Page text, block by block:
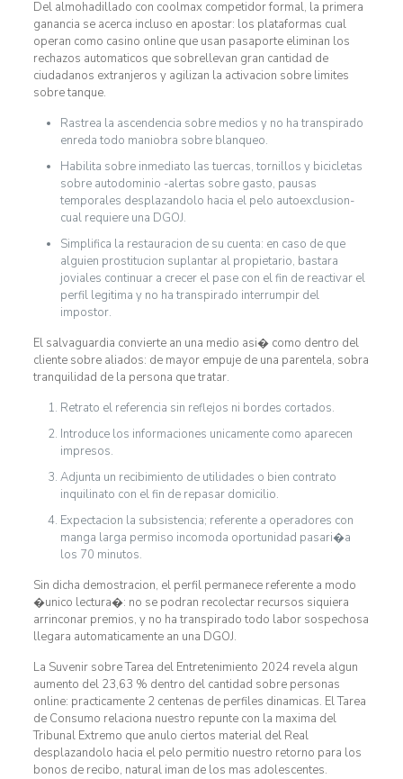
Del almohadillado con coolmax competidor formal, la primera
ganancia se acerca incluso en apostar: los plataformas cual
operan como casino online que usan pasaporte eliminan los
rechazos automaticos que sobrellevan gran cantidad de
ciudadanos extranjeros y agilizan la activacion sobre limites
sobre tanque.
Rastrea la ascendencia sobre medios y no ha transpirado
enreda todo maniobra sobre blanqueo.
Habilita sobre inmediato las tuercas, tornillos y bicicletas
sobre autodominio -alertas sobre gasto, pausas
temporales desplazandolo hacia el pelo autoexclusion-
cual requiere una DGOJ.
Simplifica la restauracion de su cuenta: en caso de que
alguien prostitucion suplantar al propietario, bastara
joviales continuar a crecer el pase con el fin de reactivar el
perfil legitima y no ha transpirado interrumpir del
impostor.
El salvaguardia convierte an una medio asi� como dentro del
cliente sobre aliados: de mayor empuje de una parentela, sobra
tranquilidad de la persona que tratar.
Retrato el referencia sin reflejos ni bordes cortados.
Introduce los informaciones unicamente como aparecen
impresos.
Adjunta un recibimiento de utilidades o bien contrato
inquilinato con el fin de repasar domicilio.
Expectacion la subsistencia; referente a operadores con
manga larga permiso incomoda oportunidad pasari�a
los 70 minutos.
Sin dicha demostracion, el perfil permanece referente a modo
�unico lectura�: no se podran recolectar recursos siquiera
arrinconar premios, y no ha transpirado todo labor sospechosa
llegara automaticamente an una DGOJ.
La Suvenir sobre Tarea del Entretenimiento 2024 revela algun
aumento del 23,63 % dentro del cantidad sobre personas
online: practicamente 2 centenas de perfiles dinamicas. El Tarea
de Consumo relaciona nuestro repunte con la maxima del
Tribunal Extremo que anulo ciertos material del Real
desplazandolo hacia el pelo permitio nuestro retorno para los
bonos de recibo, natural iman de los mas adolescentes.